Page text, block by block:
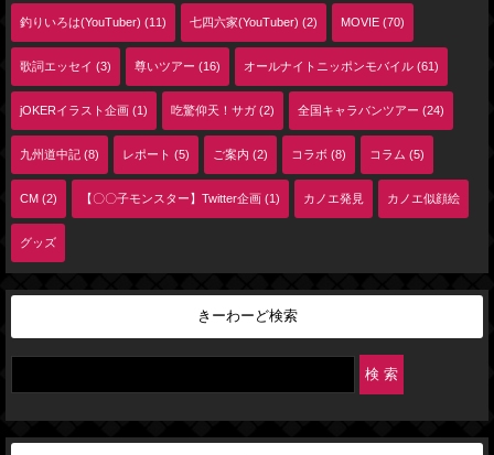
釣りいろは(YouTuber) (11) 七四六家(YouTuber) (2) MOVIE (70)
歌詞エッセイ (3) 尊いツアー (16) オールナイトニッポンモバイル (61)
jOKERイラスト企画 (1) 吃驚仰天！サガ (2) 全国キャラバンツアー (24)
九州道中記 (8) レポート (5) ご案内 (2) コラボ (8) コラム (5)
CM (2) 【〇〇子モンスター】Twitter企画 (1) カノエ発見 カノエ似顔絵
グッズ
きーわーど検索